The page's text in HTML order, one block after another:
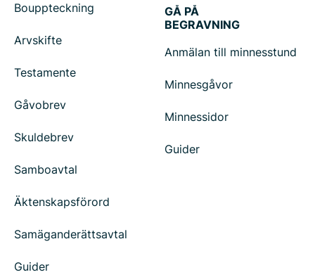
Bouppteckning
Arvskifte
Testamente
Gåvobrev
Skuldebrev
Samboavtal
Äktenskapsförord
Samäganderättsavtal
Guider
GÅ PÅ
BEGRAVNING
Anmälan till minnesstund
Minnesgåvor
Minnessidor
Guider